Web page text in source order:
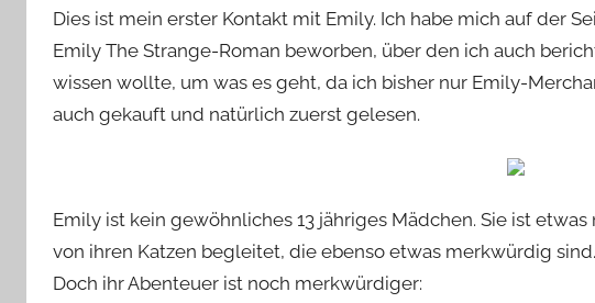
vieles
mehr
n
Y
v
o
Dies ist mein erster Kontakt mit Emily. Ich habe mich auf der
Emily The Strange-Roman beworben, über den ich auch
wissen wollte, um was es geht, da ich bisher nur Emily-
auch gekauft und natürlich zuerst gelesen.
Emily ist kein gewöhnliches 13 jähriges Mädchen. Sie ist
von ihren Katzen begleitet, die ebenso etwas merkwürdig sind.
Doch ihr Abenteuer ist noch merkwürdiger: